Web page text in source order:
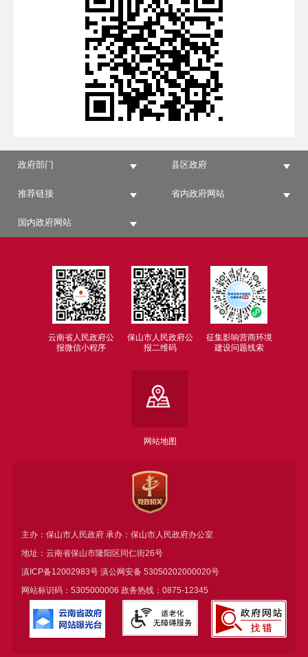
政府部门 县区政府
推荐链接 省内政府网站
国内政府网站
云南省人民政府公
报微信小程序
保山市人民政府公
报二维码
征集影响营商环境
建设问题线索
网站地图
主办：保山市人民政府 承办：保山市人民政府办公室
地址：云南省保山市隆阳区同仁街26号
滇ICP备12002983号滇公网安备 53050202000020号
网站标识码：5305000006 政务热线：0875-12345